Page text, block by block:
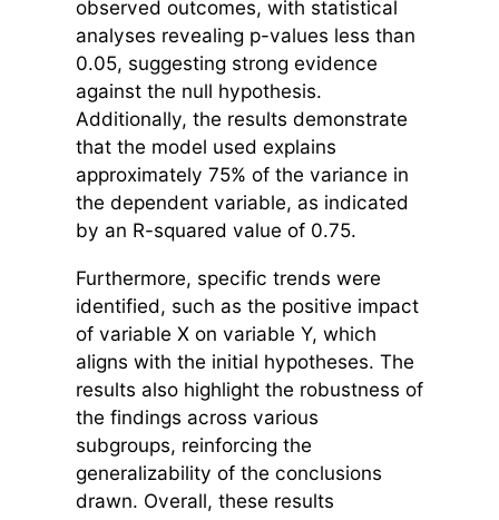
observed outcomes, with statistical
analyses revealing p-values less than
0.05, suggesting strong evidence
against the null hypothesis.
Additionally, the results demonstrate
that the model used explains
approximately 75% of the variance in
the dependent variable, as indicated
by an R-squared value of 0.75.
Furthermore, specific trends were
identified, such as the positive impact
of variable X on variable Y, which
aligns with the initial hypotheses. The
results also highlight the robustness of
the findings across various
subgroups, reinforcing the
generalizability of the conclusions
drawn. Overall, these results